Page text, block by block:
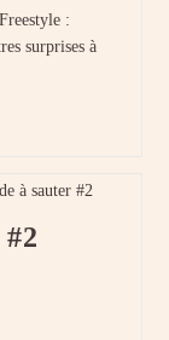
:
surprises à